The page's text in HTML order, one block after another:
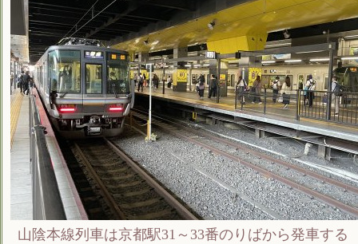
山陰本線列車は京都駅31～33番のりばから発車する